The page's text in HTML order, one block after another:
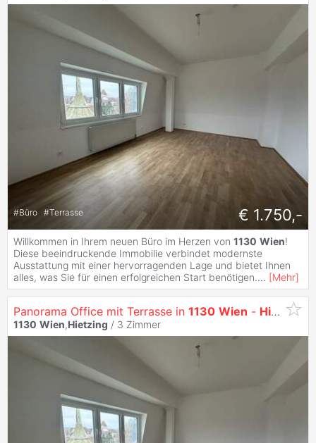
#Büro #Terrasse € 1.750,-
Willkommen in Ihrem neuen Büro im Herzen von 1130 Wien!
Diese beeindruckende Immobilie verbindet modernste
Ausstattung mit einer hervorragenden Lage und bietet Ihnen
alles, was Sie für einen erfolgreichen Start benötigen.... [Mehr]
Panorama Office mit Terrasse in 1130 Wien - Hietzing
1130 Wien,Hietzing / 3 Zimmer